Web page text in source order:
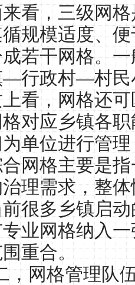
看，三级网
规模适度、
若干网格。
—行政村—村民
看，网格还
对应乡镇各
单位进行管
网格主要是
理需求，整
很多乡镇启
业网格纳入
重合。
，网格管理队